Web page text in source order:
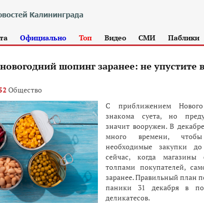
Официально Топ Видео СМИ Паблики
шопинг заранее: не упустите
Общество
С приближением
знакома суета, но
значит вооружен. В
много времени,
необходимые закупки
сейчас, когда
толпами покупателей,
заранее. Правильный план
паники 31 декабря в
деликатесов.